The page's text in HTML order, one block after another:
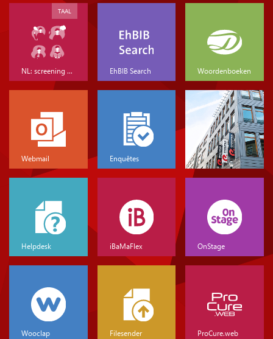
NL: screening & basis
TAAL
EhBIB Search Woordenboeken
Webmail Enquêtes
Helpdesk iBaMaFlex OnStage
Wooclap Filesender ProCure.web